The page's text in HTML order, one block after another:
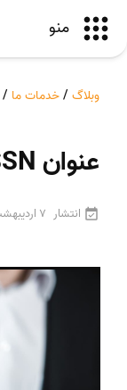
منو
وبلاگ /خدمات ما /
عنوان ISSN چیست؟
انتشار 7 اردیبهشت 1405